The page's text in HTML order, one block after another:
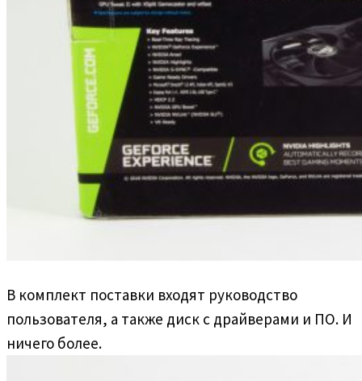
В комплект поставки входят руководство
пользователя, а также диск с драйверами и ПО. И
ничего более.